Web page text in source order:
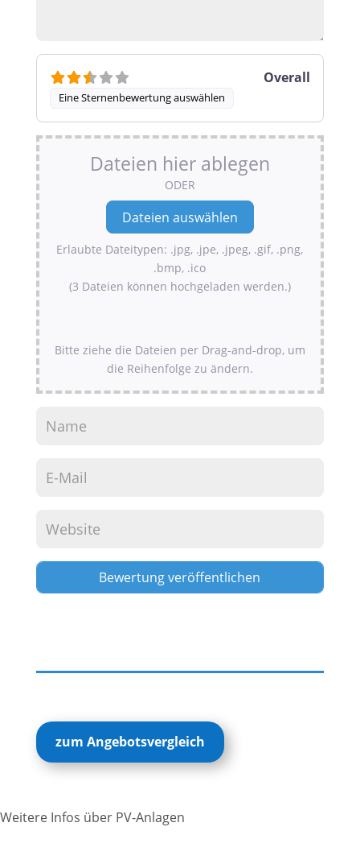
Eine Sternenbewertung auswählen
Overall
Dateien hier ablegen
ODER
Erlaubte Dateitypen: .jpg, .jpe, .jpeg, .gif, .png,
.bmp, .ico
(3 Dateien können hochgeladen werden.)
Bitte ziehe die Dateien per Drag-and-drop, um
die Reihenfolge zu ändern.
zum Angebotsvergleich
Weitere Infos über PV-Anlagen